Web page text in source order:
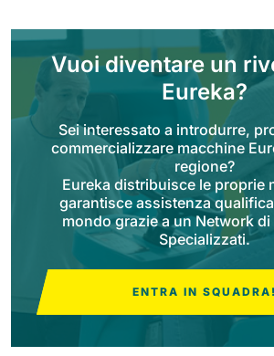
Lavapavimenti uomo a bordo
Mostra tutte
E65
650 mm 3900 m²/
E75
760 mm
830 mm 4980
Bull 200
2100 mm 29400
Vuoi diventare un
Eureka?
Sei interessato a introdurre,
commercializzare macchine
regione?
Eureka distribuisce le proprie
garantisce assistenza
mondo grazie a un Network
Specializzati.
ENTRA IN SQUADRA!